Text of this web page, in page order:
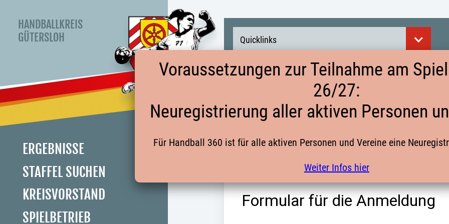
HANDBALLKREIS
GÜTERSLOH
ERGEBNISSE
STAFFEL SUCHEN
KREISVORSTAND
SPIELBETRIEB
Quicklinks
ANMELDUNG VON
Regelungen für
Freundschaftsspiele_HV
Voraussetzungen zur Teilnahme am
26/27:
Neuregistrierung aller aktiven Personen
Für Handball 360 ist für alle aktiven Personen und Vereine eine
Weiter Infos hier